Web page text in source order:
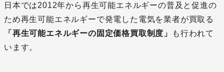
日本では2012年から再生可能エネルギーの普及と促進の
ため再生可能エネルギーで発電した電気を業者が買取る
「再生可能エネルギーの固定価格買取制度」
も行われて
います。